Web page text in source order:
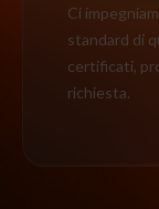
Ci
standard di
certificati,
richiesta.